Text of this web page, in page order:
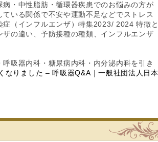
・中性脂肪・循環器疾患でのお悩みの方が
いる関係で不安や運動不足などでストレス
（インフルエンザ）特集2023/ 2024 特徴と
の違い、予防接種の種類、インフルエンザ
吸器内科・糖尿病内科・内分泌内科を引き
なりました – 呼吸器Q&A｜一般社団法人日本